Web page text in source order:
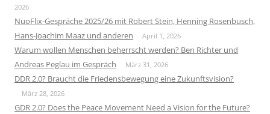
2026
NuoFlix-Gespräche 2025/26 mit Robert Stein, Henning Rosenbusch,
Hans-Joachim Maaz und anderen
April 1, 2026
Warum wollen Menschen beherrscht werden? Ben Richter und
Andreas Peglau im Gespräch
März 31, 2026
DDR 2.0? Braucht die Friedensbewegung eine Zukunftsvision?
März 28, 2026
GDR 2.0? Does the Peace Movement Need a Vision for the Future?